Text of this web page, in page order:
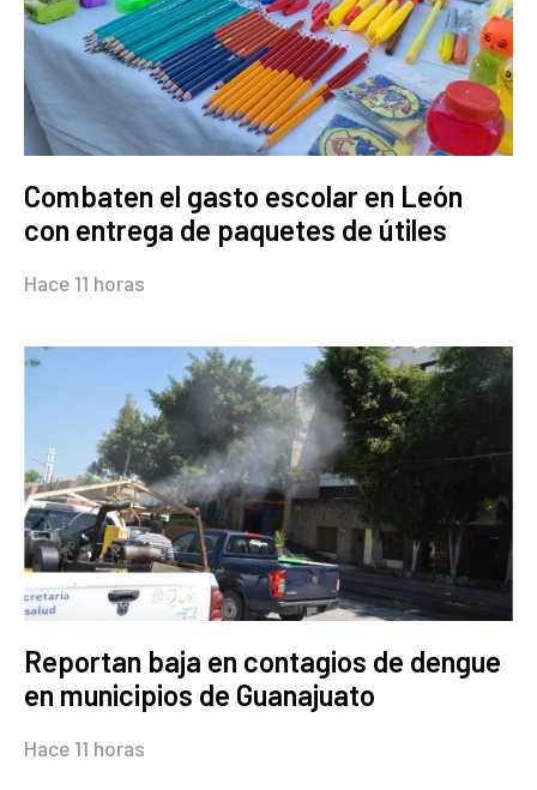
Combaten el gasto escolar en León
con entrega de paquetes de útiles
Hace 11 horas
Reportan baja en contagios de dengue
en municipios de Guanajuato
Hace 11 horas